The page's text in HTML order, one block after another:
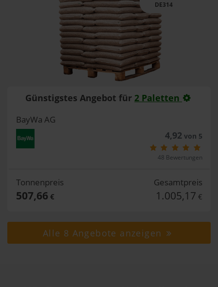
DE314
Günstigstes Angebot für 2 Paletten
BayWa AG
4,92von 5
48 Bewertungen
Tonnenpreis
507,66 €
Gesamtpreis
1.005,17 €
Alle 8 Angebote anzeigen